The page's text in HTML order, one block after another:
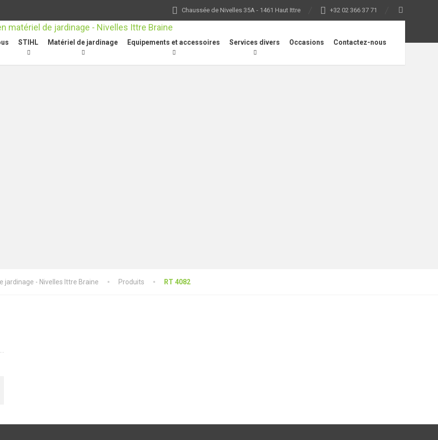
Chaussée de Nivelles 35A - 1461 Haut Ittre +32 02 366 37 71
STIHL Matériel de jardinage Equipements et accessoires Services divers Occasions Contactez-nous
jardinage - Nivelles Ittre Braine Produits RT 4082